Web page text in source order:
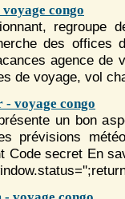
congo
regroupe
des offices
agence de
de voyage, vol
voyage congo
un bon
prévisions
Code secret En